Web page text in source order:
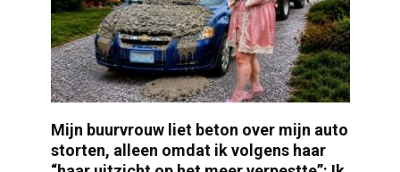
Mijn buurvrouw liet beton over mijn auto
storten, alleen omdat ik volgens haar